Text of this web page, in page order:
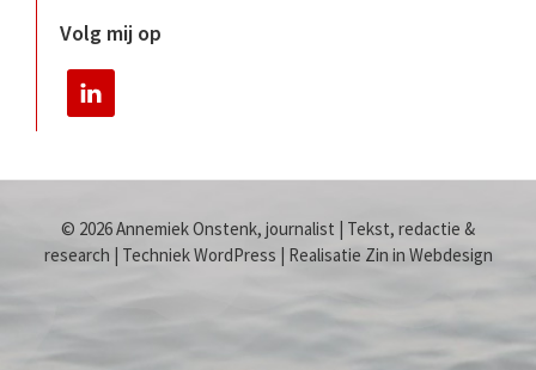
Volg mij op
© 2026 Annemiek Onstenk, journalist | Tekst, redactie &
research | Techniek WordPress | Realisatie Zin in Webdesign